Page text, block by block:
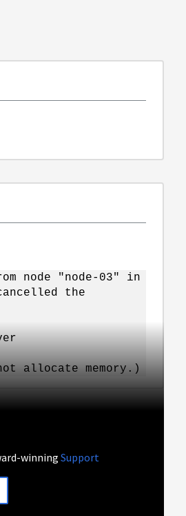
node "node-03" in
the
allocate memory.)
winningSupport